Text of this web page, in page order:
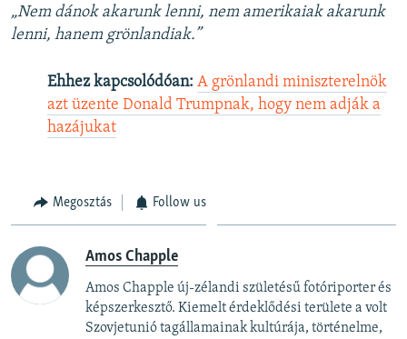
„Nem dánok akarunk lenni, nem amerikaiak akarunk
lenni, hanem grönlandiak.”
Ehhez kapcsolódóan: A grönlandi miniszterelnök
azt üzente Donald Trumpnak, hogy nem adják a
hazájukat
Megosztás Follow us
Amos Chapple
Amos Chapple új-zélandi születésű fotóriporter és
képszerkesztő. Kiemelt érdeklődési területe a volt
Szovjetunió tagállamainak kultúrája, történelme,